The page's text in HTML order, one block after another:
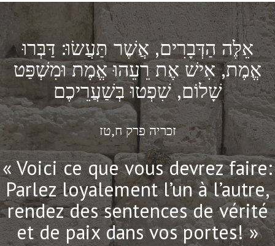
אֵלֶּה הַדְּבָרִים, אֲשֶׁר תַּעֲשׂוּ: דַּבְּרוּ
אֱמֶת, אִישׁ אֶת רֵעֵהוּ אֱמֶת וּמִשְׁפַּט
שָׁלוֹם, שִׁפְטוּ בְּשַׁעֲרֵיכֶם
זכריה פרק ח,טז
« Voici ce que vous devrez faire:
Parlez loyalement l’un à l’autre,
rendez des sentences de vérité
et de paix dans vos portes! »